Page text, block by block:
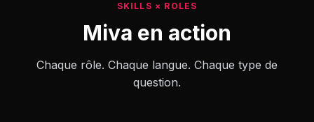
SKILLS × ROLES
Miva en action
Chaque rôle. Chaque langue. Chaque type de
question.